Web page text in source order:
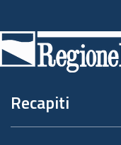
di
pagina
Recapiti